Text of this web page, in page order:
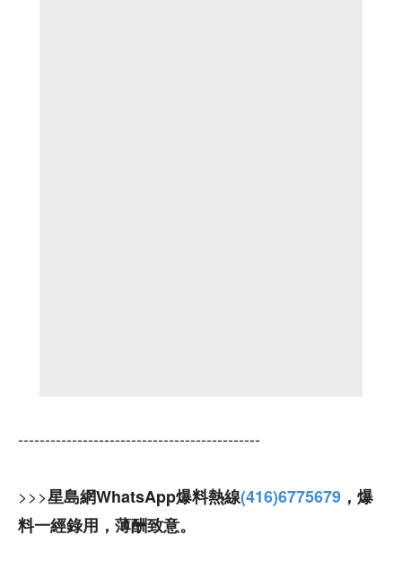
---------------------------------------------
>>>星島網WhatsApp爆料熱線(416)6775679 ，爆
料一經錄用，薄酬致意。